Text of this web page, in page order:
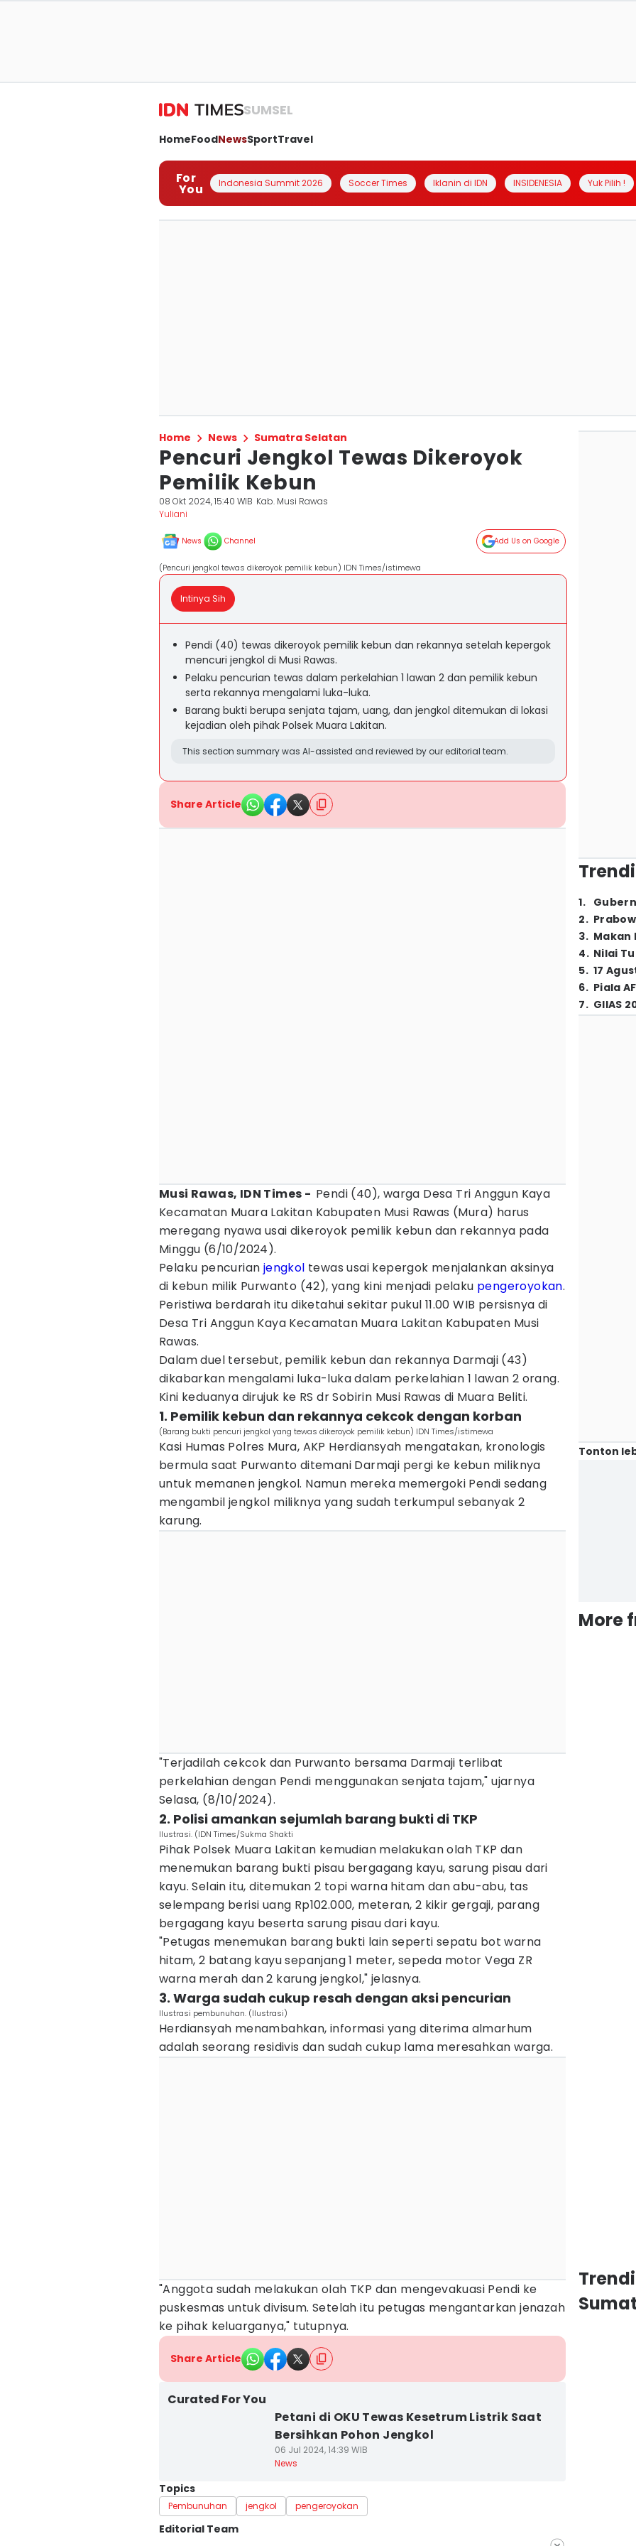
SUMSEL
HomeFoodNewsSportTravel
For
You Indonesia Summit 2026 Soccer Times Iklanin di IDN INSIDENESIA Yuk Pilih !
Home News Sumatra Selatan
Pencuri Jengkol Tewas Dikeroyok
Pemilik Kebun
08 Okt 2024, 15:40 WIB Kab. Musi Rawas
Yuliani
News Channel Add Us on Google
(Pencuri jengkol tewas dikeroyok pemilik kebun) IDN Times/istimewa
Intinya Sih
Pendi (40) tewas dikeroyok pemilik kebun dan rekannya setelah kepergok
mencuri jengkol di Musi Rawas.
Pelaku pencurian tewas dalam perkelahian 1 lawan 2 dan pemilik kebun
serta rekannya mengalami luka-luka.
Barang bukti berupa senjata tajam, uang, dan jengkol ditemukan di lokasi
kejadian oleh pihak Polsek Muara Lakitan.
This section summary was AI-assisted and reviewed by our editorial team.
Share Article
Musi Rawas, IDN Times - Pendi (40), warga Desa Tri Anggun Kaya
Kecamatan Muara Lakitan Kabupaten Musi Rawas (Mura) harus
meregang nyawa usai dikeroyok pemilik kebun dan rekannya pada
Minggu (6/10/2024).
Pelaku pencurian jengkol tewas usai kepergok menjalankan aksinya
di kebun milik Purwanto (42), yang kini menjadi pelaku pengeroyokan.
Peristiwa berdarah itu diketahui sekitar pukul 11.00 WIB persisnya di
Desa Tri Anggun Kaya Kecamatan Muara Lakitan Kabupaten Musi
Rawas.
Dalam duel tersebut, pemilik kebun dan rekannya Darmaji (43)
dikabarkan mengalami luka-luka dalam perkelahian 1 lawan 2 orang.
Kini keduanya dirujuk ke RS dr Sobirin Musi Rawas di Muara Beliti.
1. Pemilik kebun dan rekannya cekcok dengan korban
(Barang bukti pencuri jengkol yang tewas dikeroyok pemilik kebun) IDN Times/istimewa
Kasi Humas Polres Mura, AKP Herdiansyah mengatakan, kronologis
bermula saat Purwanto ditemani Darmaji pergi ke kebun miliknya
untuk memanen jengkol. Namun mereka memergoki Pendi sedang
mengambil jengkol miliknya yang sudah terkumpul sebanyak 2
karung.
"Terjadilah cekcok dan Purwanto bersama Darmaji terlibat
perkelahian dengan Pendi menggunakan senjata tajam," ujarnya
Selasa, (8/10/2024).
2. Polisi amankan sejumlah barang bukti di TKP
Ilustrasi. (IDN Times/Sukma Shakti
Pihak Polsek Muara Lakitan kemudian melakukan olah TKP dan
menemukan barang bukti pisau bergagang kayu, sarung pisau dari
kayu. Selain itu, ditemukan 2 topi warna hitam dan abu-abu, tas
selempang berisi uang Rp102.000, meteran, 2 kikir gergaji, parang
bergagang kayu beserta sarung pisau dari kayu.
"Petugas menemukan barang bukti lain seperti sepatu bot warna
hitam, 2 batang kayu sepanjang 1 meter, sepeda motor Vega ZR
warna merah dan 2 karung jengkol," jelasnya.
3. Warga sudah cukup resah dengan aksi pencurian
Ilustrasi pembunuhan. (Ilustrasi)
Herdiansyah menambahkan, informasi yang diterima almarhum
adalah seorang residivis dan sudah cukup lama meresahkan warga.
"Anggota sudah melakukan olah TKP dan mengevakuasi Pendi ke
puskesmas untuk divisum. Setelah itu petugas mengantarkan jenazah
ke pihak keluarganya," tutupnya.
Share Article
Curated For You
Petani di OKU Tewas Kesetrum Listrik Saat
Bersihkan Pohon Jengkol
06 Jul 2024, 14:39 WIB
News
Topics
Pembunuhan jengkol pengeroyokan
Editorial Team
1.
2.
3. Makan
4. Nilai
5. 17
6. Piala
7. GIIAS
Tonton
More